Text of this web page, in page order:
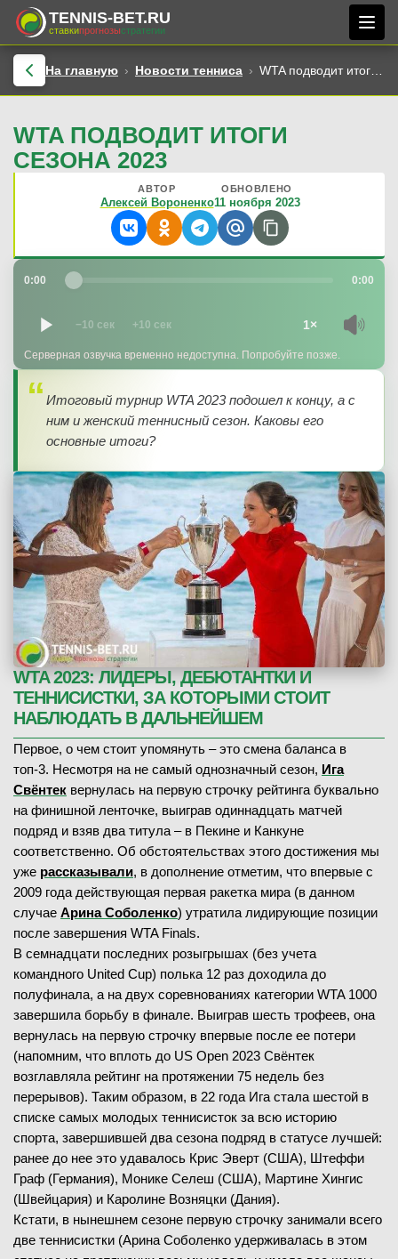
TENNIS-BET.RU
ставкипрогнозыстратегии
На главную Новости тенниса WTA подводит итоги сезона 2023
WTA ПОДВОДИТ ИТОГИ
СЕЗОНА 2023
АВТОР
Алексей Вороненко
ОБНОВЛЕНО
11 ноября 2023
0:00 0:00
−10 сек +10 сек 1×
Серверная озвучка временно недоступна. Попробуйте позже.
Итоговый турнир WTA 2023 подошел к концу, а с
ним и женский теннисный сезон. Каковы его
основные итоги?
WTA 2023: ЛИДЕРЫ, ДЕБЮТАНТКИ И
ТЕННИСИСТКИ, ЗА КОТОРЫМИ СТОИТ
НАБЛЮДАТЬ В ДАЛЬНЕЙШЕМ
Первое, о чем стоит упомянуть – это смена баланса в
топ-3. Несмотря на не самый однозначный сезон, Ига
Свёнтек вернулась на первую строчку рейтинга буквально
на финишной ленточке, выиграв одиннадцать матчей
подряд и взяв два титула – в Пекине и Канкуне
соответственно. Об обстоятельствах этого достижения мы
уже рассказывали, в дополнение отметим, что впервые с
2009 года действующая первая ракетка мира (в данном
случае Арина Соболенко) утратила лидирующие позиции
после завершения WTA Finals.
В семнадцати последних розыгрышах (без учета
командного United Cup) полька 12 раз доходила до
полуфинала, а на двух соревнованиях категории WTA 1000
завершила борьбу в финале. Выиграв шесть трофеев, она
вернулась на первую строчку впервые после ее потери
(напомним, что вплоть до US Open 2023 Свёнтек
возглавляла рейтинг на протяжении 75 недель без
перерывов). Таким образом, в 22 года Ига стала шестой в
списке самых молодых теннисисток за всю историю
спорта, завершившей два сезона подряд в статусе лучшей:
ранее до нее это удавалось Крис Эверт (США), Штеффи
Граф (Германия), Монике Селеш (США), Мартине Хингис
(Швейцария) и Каролине Возняцки (Дания).
Кстати, в нынешнем сезоне первую строчку занимали всего
две теннисистки (Арина Соболенко удерживалась в этом